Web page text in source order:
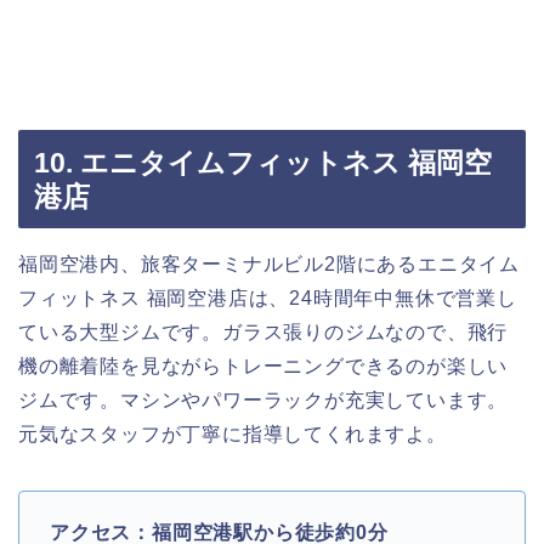
10. エニタイムフィットネス 福岡空
港店
福岡空港内、旅客ターミナルビル2階にあるエニタイム
フィットネス 福岡空港店は、24時間年中無休で営業し
ている大型ジムです。ガラス張りのジムなので、飛行
機の離着陸を見ながらトレーニングできるのが楽しい
ジムです。マシンやパワーラックが充実しています。
元気なスタッフが丁寧に指導してくれますよ。
アクセス：福岡空港駅から徒歩約0分